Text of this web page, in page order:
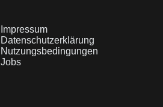
Impressum
Datenschutzerklärung
Nutzungsbedingungen
Jobs